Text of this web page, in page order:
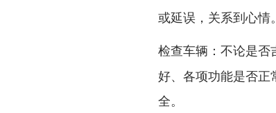
或延误，关系到心情。
检查车辆 ：不论是
好、各项功能是否正
全。